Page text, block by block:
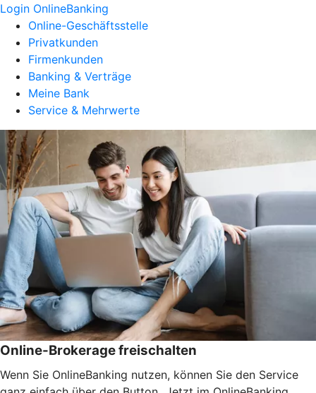
Login OnlineBanking
Online-Geschäftsstelle
Privatkunden
Firmenkunden
Banking & Verträge
Meine Bank
Service & Mehrwerte
Online-Brokerage freischalten
Wenn Sie OnlineBanking nutzen, können Sie den Service